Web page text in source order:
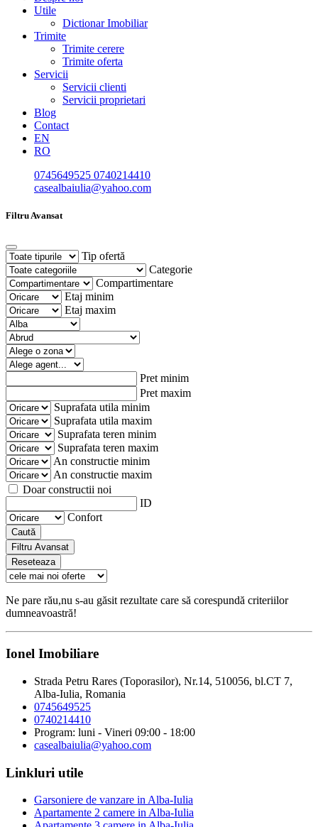
Utile
Dictionar Imobiliar
Trimite
Trimite cerere
Trimite oferta
Servicii
Servicii clienti
Servicii proprietari
Blog
Contact
EN
RO
0745649525 0740214410
casealbaiulia@yahoo.com
Filtru Avansat
Tip ofertă
Categorie
Compartimentare
Etaj minim
Etaj maxim
Pret minim
Pret maxim
Suprafata utila minim
Suprafata utila maxim
Suprafata teren minim
Suprafata teren maxim
An constructie minim
An constructie maxim
Doar constructii noi
ID
Confort
Caută
Filtru Avansat
Reseteaza
Ne pare rău,nu s-au găsit rezultate care să corespundă criteriilor
dumneavoastră!
Ionel Imobiliare
Strada Petru Rares (Toporasilor), Nr.14, 510056, bl.CT 7,
Alba-Iulia, Romania
0745649525
0740214410
Program: luni - Vineri 09:00 - 18:00
casealbaiulia@yahoo.com
Linkluri utile
Garsoniere de vanzare in Alba-Iulia
Apartamente 2 camere in Alba-Iulia